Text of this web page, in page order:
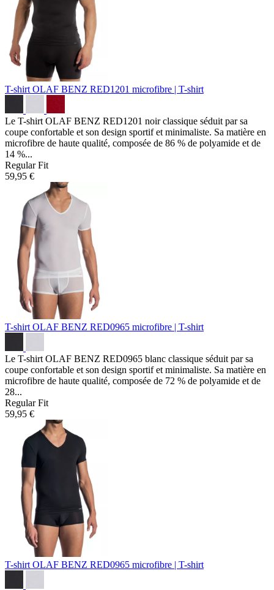
T-shirt OLAF BENZ RED1201 microfibre | T-shirt
Le T-shirt OLAF BENZ RED1201 noir classique séduit par sa
coupe confortable et son design sportif et minimaliste. Sa matière en
microfibre de haute qualité, composée de 86 % de polyamide et de
14 %...
Regular Fit
59,95 €
T-shirt OLAF BENZ RED0965 microfibre | T-shirt
Le T-shirt OLAF BENZ RED0965 blanc classique séduit par sa
coupe confortable et son design sportif et minimaliste. Sa matière en
microfibre de haute qualité, composée de 72 % de polyamide et de
28...
Regular Fit
59,95 €
T-shirt OLAF BENZ RED0965 microfibre | T-shirt